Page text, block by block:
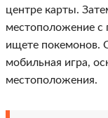
центре карты.
местоположение с
ищете покемонов.
мобильная игра,
местоположения.